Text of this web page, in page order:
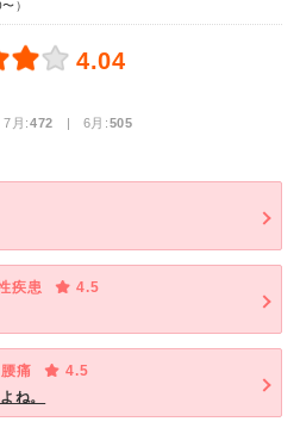
）
4.04
月:472 | 6月:505
疾患
4.5
腰痛
4.5
ね。